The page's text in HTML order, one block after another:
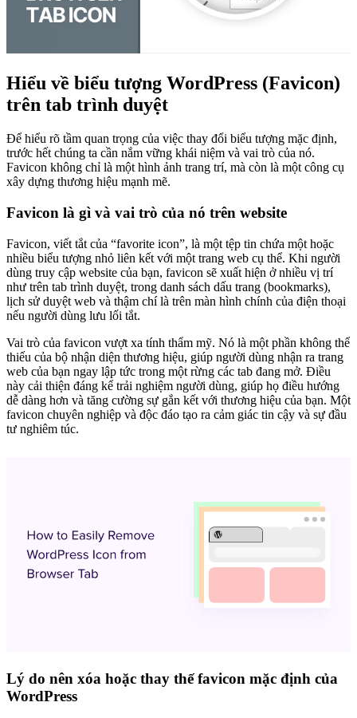
Hiểu về biểu tượng WordPress (Favicon)
trên tab trình duyệt
Để hiểu rõ tầm quan trọng của việc thay đổi biểu tượng mặc định,
trước hết chúng ta cần nắm vững khái niệm và vai trò của nó.
Favicon không chỉ là một hình ảnh trang trí, mà còn là một công cụ
xây dựng thương hiệu mạnh mẽ.
Favicon là gì và vai trò của nó trên website
Favicon, viết tắt của “favorite icon”, là một tệp tin chứa một hoặc
nhiều biểu tượng nhỏ liên kết với một trang web cụ thể. Khi người
dùng truy cập website của bạn, favicon sẽ xuất hiện ở nhiều vị trí
như trên tab trình duyệt, trong danh sách dấu trang (bookmarks),
lịch sử duyệt web và thậm chí là trên màn hình chính của điện thoại
nếu người dùng lưu lối tắt.
Vai trò của favicon vượt xa tính thẩm mỹ. Nó là một phần không thể
thiếu của bộ nhận diện thương hiệu, giúp người dùng nhận ra trang
web của bạn ngay lập tức trong một rừng các tab đang mở. Điều
này cải thiện đáng kể trải nghiệm người dùng, giúp họ điều hướng
dễ dàng hơn và tăng cường sự gắn kết với thương hiệu của bạn. Một
favicon chuyên nghiệp và độc đáo tạo ra cảm giác tin cậy và sự đầu
tư nghiêm túc.
Lý do nên xóa hoặc thay thế favicon mặc định của
WordPress